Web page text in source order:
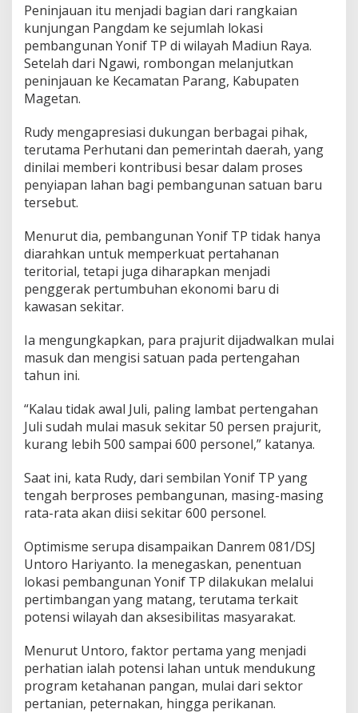
i
t
M
u
l
a
s
u
k
J
Peninjauan itu menjadi bagian dari rangkaian
kunjungan Pangdam ke sejumlah lokasi
pembangunan Yonif TP di wilayah Madiun Raya.
Setelah dari Ngawi, rombongan melanjutkan
peninjauan ke Kecamatan Parang, Kabupaten
Magetan.
Rudy mengapresiasi dukungan berbagai pihak,
terutama Perhutani dan pemerintah daerah, yang
dinilai memberi kontribusi besar dalam proses
penyiapan lahan bagi pembangunan satuan baru
tersebut.
Menurut dia, pembangunan Yonif TP tidak hanya
diarahkan untuk memperkuat pertahanan
teritorial, tetapi juga diharapkan menjadi
penggerak pertumbuhan ekonomi baru di
kawasan sekitar.
Ia mengungkapkan, para prajurit dijadwalkan mulai
masuk dan mengisi satuan pada pertengahan
tahun ini.
“Kalau tidak awal Juli, paling lambat pertengahan
Juli sudah mulai masuk sekitar 50 persen prajurit,
kurang lebih 500 sampai 600 personel,” katanya.
Saat ini, kata Rudy, dari sembilan Yonif TP yang
tengah berproses pembangunan, masing-masing
rata-rata akan diisi sekitar 600 personel.
Optimisme serupa disampaikan Danrem 081/DSJ
Untoro Hariyanto. Ia menegaskan, penentuan
lokasi pembangunan Yonif TP dilakukan melalui
pertimbangan yang matang, terutama terkait
potensi wilayah dan aksesibilitas masyarakat.
Menurut Untoro, faktor pertama yang menjadi
perhatian ialah potensi lahan untuk mendukung
program ketahanan pangan, mulai dari sektor
pertanian, peternakan, hingga perikanan.